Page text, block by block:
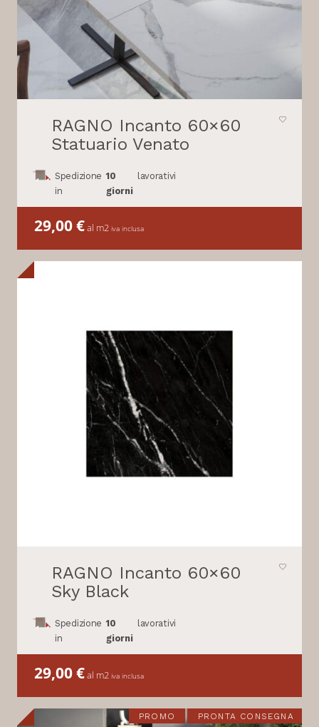
RAGNO Incanto 60×60
Statuario Venato
Spedizione
in
10
giorni
lavorativi
29,00€al m2 iva inclusa
RAGNO Incanto 60×60
Sky Black
Spedizione
in
10
giorni
lavorativi
29,00€al m2 iva inclusa
PROMO PRONTA CONSEGNA